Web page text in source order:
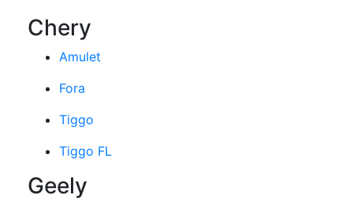
Chery
Amulet
Fora
Tiggo
Tiggo FL
Geely